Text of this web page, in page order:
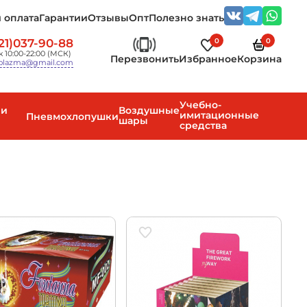
оплатаГарантииОтзывыОптПолезно знать
90-88
10:00-22:00 (МСК)
Перезвонить
0
Избранное
0
Корзина
ПневмохлопушкиВоздушные
шары
Учебно-
имитационные
средства